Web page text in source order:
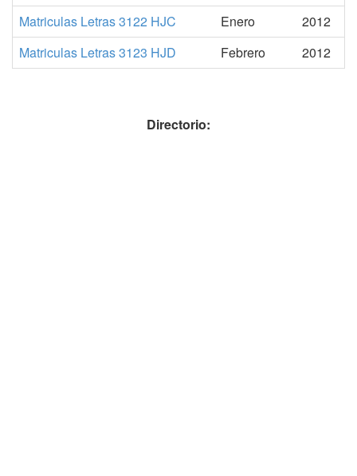
Matriculas Letras 3122 HJC
Enero
2012
Matriculas Letras 3123 HJD
Febrero 2012
Directorio: